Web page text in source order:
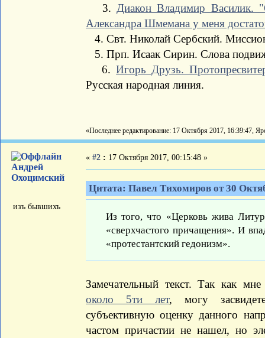
3.Диакон Владимир Василик.
Александра Шмемана у меня
4. Свт. Николай Сербский.
5. Прп. Исаак Сирин. Слова
6.Игорь Друзь.
Русская народная линия.
«Последнее редактирование: 17 Октября 2017, 16:39:47,
Андрей
Охоцимский
изъ бывшихъ
« #2 : 17 Октября 2017, 00:15:48 »
Цитата: Павел Тихомиров от 30
Из того, что «Церковь жива
«сверхчастого причащения». И
«протестантский гедонизм».
Замечательный текст. Так как
около 5ти лет, могу
субъективную оценку данного
частом причастии не нашел, но